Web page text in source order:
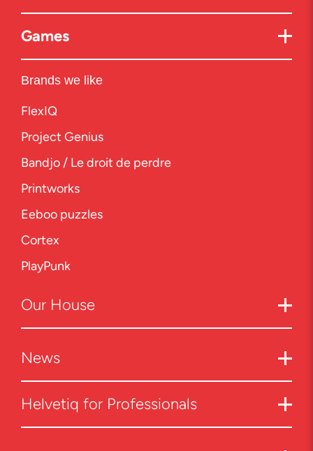
Games
Brands we like
FlexIQ
Project Genius
Bandjo / Le droit de perdre
Printworks
Eeboo puzzles
Cortex
PlayPunk
Our House
News
Helvetiq for Professionals